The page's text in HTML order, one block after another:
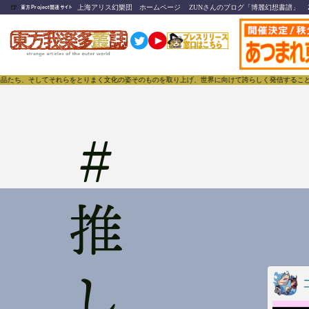
🍺 東方Project関連サイト 上海アリス幻樂団 ホームページ ZUNさんのブログ「博麗幻想書譜」
してそれらをとりまく文化の姿そのものを取り上げ、世界に向けて誇らしく発信すること
#